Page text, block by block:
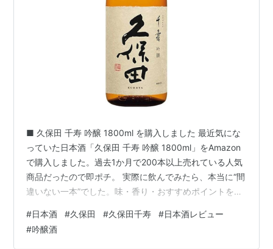
■ 久保田 千寿 吟醸 1800ml を購入しました 最近気にな
っていた日本酒「久保田 千寿 吟醸 1800ml」をAmazon
で購入しました。過去1か月で200本以上売れている人気
商品だったので即ポチ。 実際に飲んでみたら、本当に“間
違いない一本”でした。味・香り・おすすめポイントをま
#日本酒 #久保田 #久保田千寿 #日本酒レビュー
#吟醸酒